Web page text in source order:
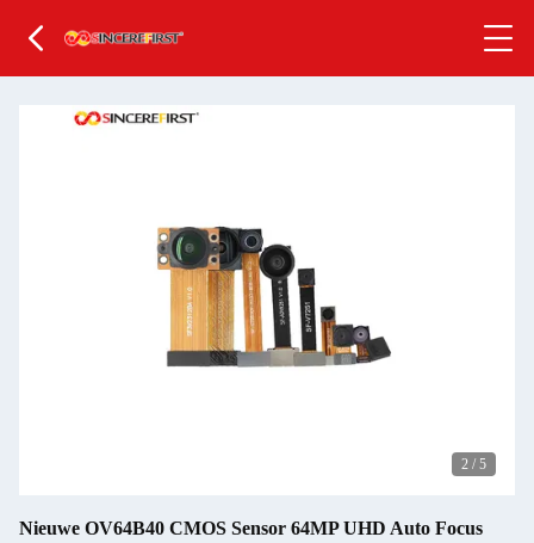
2 / 5
Nieuwe OV64B40 CMOS Sensor 64MP UHD Auto Focus